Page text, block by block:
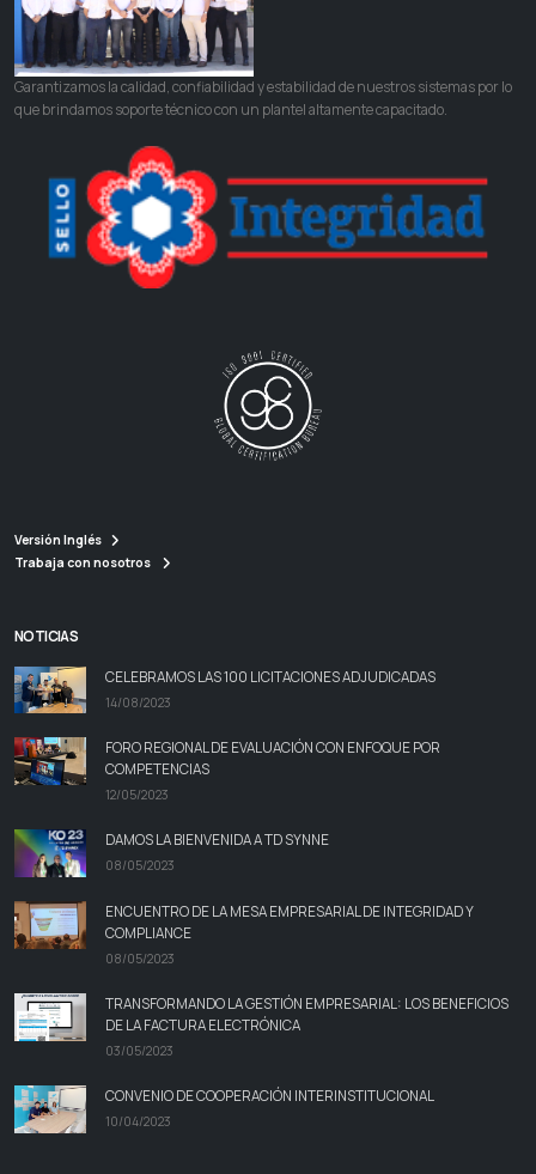
Garantizamos la calidad, confiabilidad y estabilidad de nuestros sistemas por lo
que brindamos soporte técnico con un plantel altamente capacitado.
Versión Inglés
Trabaja con nosotros
NOTICIAS
CELEBRAMOS LAS 100 LICITACIONES ADJUDICADAS
14/08/2023
FORO REGIONAL DE EVALUACIÓN CON ENFOQUE POR
COMPETENCIAS
12/05/2023
DAMOS LA BIENVENIDA A TD SYNNE
08/05/2023
ENCUENTRO DE LA MESA EMPRESARIAL DE INTEGRIDAD Y
COMPLIANCE
08/05/2023
TRANSFORMANDO LA GESTIÓN EMPRESARIAL: LOS BENEFICIOS
DE LA FACTURA ELECTRÓNICA
03/05/2023
CONVENIO DE COOPERACIÓN INTERINSTITUCIONAL
10/04/2023